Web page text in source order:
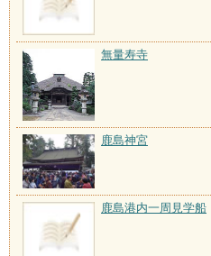
無量寿寺
鹿島神宮
鹿島港内一周見学船